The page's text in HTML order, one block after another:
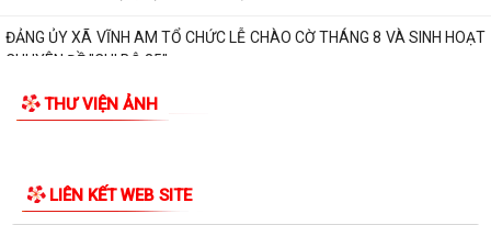
QUYẾT ĐỊNH Về việc công bố danh mục thủ tục hành chính được sửa
đổi, bổ sung, bị bãi bỏ thuộc...
QUYẾT ĐỊNH Về việc công bố danh mục thủ tục hành chính ban hành
đổi, bổ sung thuộc phạm vi chức...